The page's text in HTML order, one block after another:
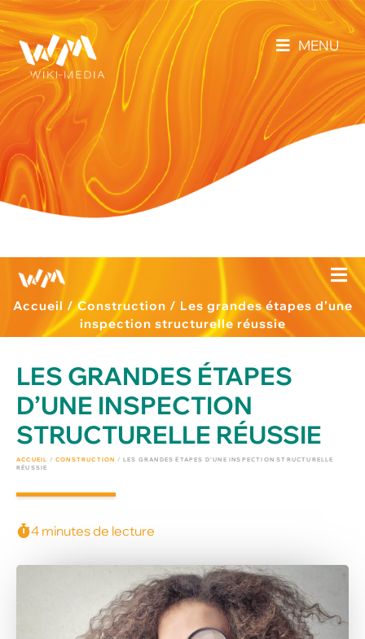
MENU
Accueil /Construction / Les grandes étapes d’une
inspection structurelle réussie
LES GRANDES ÉTAPES
D’UNE INSPECTION
STRUCTURELLE RÉUSSIE
ACCUEIL /CONSTRUCTION /LES GRANDES ÉTAPES D’UNE INSPECTION STRUCTURELLE
RÉUSSIE
4 minutes de lecture